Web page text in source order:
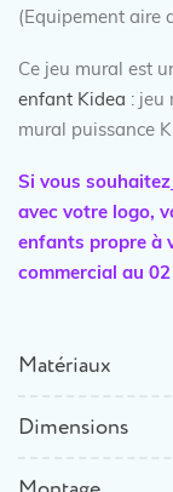
(Equipement aire
Ce jeu mural est
enfant Kidea : jeu
mural puissance
Si vous souhaitez
avec votre logo,
enfants propre à
commercial au
Matériaux
Dimensions